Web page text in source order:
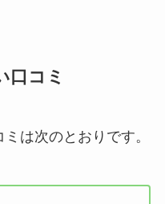
口コミ
は次のとおりです。